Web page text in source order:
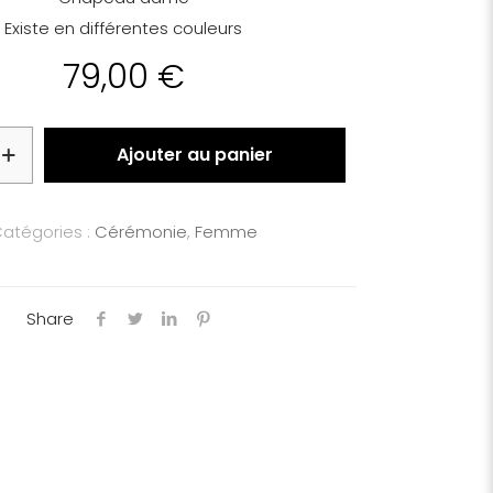
Existe en différentes couleurs
79,00 €
Ajouter au panier
: Cérémonie, Femme
Share